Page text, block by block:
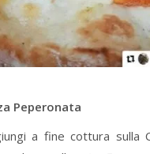
Peperonata
a fine cottura sulla